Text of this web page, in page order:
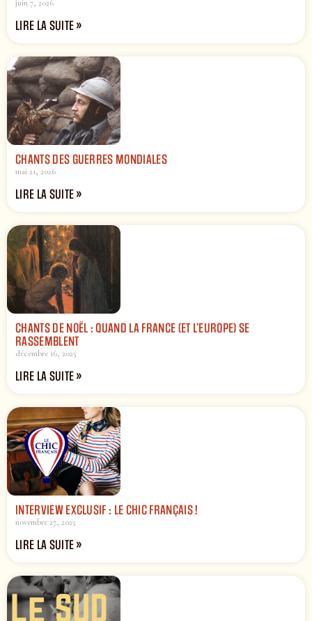
juin 7, 2026
LIRE LA SUITE »
CHANTS DES GUERRES MONDIALES
mai 21, 2026
LIRE LA SUITE »
CHANTS DE NOËL : QUAND LA FRANCE (ET L’EUROPE) SE
RASSEMBLENT
décembre 16, 2025
LIRE LA SUITE »
INTERVIEW EXCLUSIF : LE CHIC FRANÇAIS !
novembre 27, 2025
LIRE LA SUITE »